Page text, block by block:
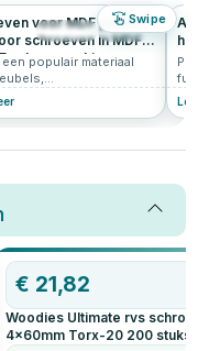
Swipe
2825 4.8
voor MDF platen:
schroeven in MDF
schroeven kiezen
een populair materiaal
en doe-het-
je alles over het
In
€ 21,82
Woodies Ultimate rvs
4x60mm Torx-20 200 stuks